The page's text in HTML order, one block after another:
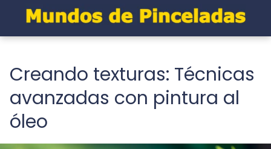
Creando texturas: Técnicas
avanzadas con pintura al
óleo